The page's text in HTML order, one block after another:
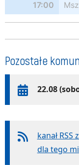
17:00
Pozostałe
22.08
kanał
dla tego